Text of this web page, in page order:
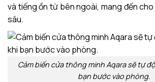
và tiếng ồn từ bên ngoài, mang đến
sâu.
Cảm biến cửa thông minh Aqara sẽ tự
bạn bước vào phòng.